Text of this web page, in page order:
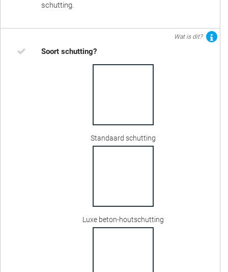
schutting.
Wat is dit?
Soort schutting?
Standaard schutting
Luxe beton-houtschutting